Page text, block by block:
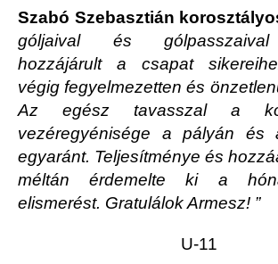
Szabó Szebasztián
góljaival és gólpasszaival
hozzájárult a csapat
végig fegyelmezetten és
Az egész tavasszal a
vezéregyénisége a pályán és
egyaránt. Teljesítménye és
méltán érdemelte ki a
elismerést. Gratulálok Armesz! ”
U-11